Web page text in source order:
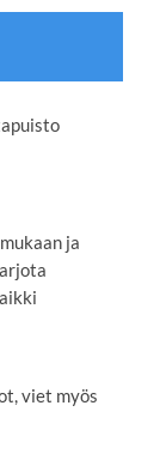
ja
viet myös